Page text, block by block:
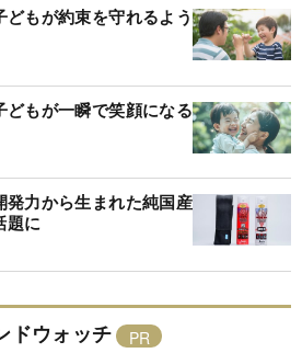
どもが約束を守れるよう
どもが一瞬で笑顔になる
力から生まれた純国産
題に
ドウォッチ